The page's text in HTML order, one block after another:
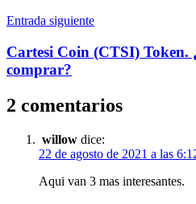
Entrada siguiente
Cartesi Coin (CTSI) Token.
comprar?
2 comentarios
willow dice:
22 de agosto de 2021 a las
Aqui van 3 mas interesantes.